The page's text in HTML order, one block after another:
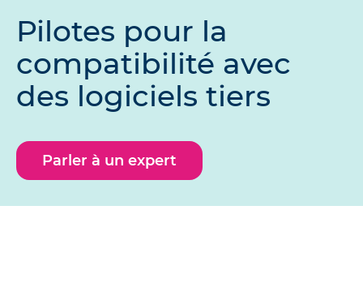
Pilotes pour la
compatibilité avec
des logiciels tiers
Parler à un expert